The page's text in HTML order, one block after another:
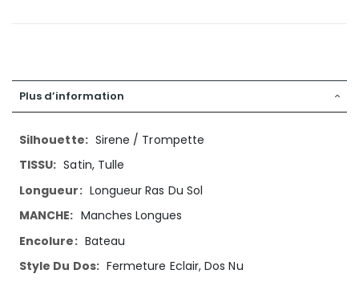
Plus d’information
Plus
d’information
Sirene / Trompette
Satin, Tulle
Longueur Ras Du Sol
Manches Longues
Bateau
Fermeture Eclair, Dos Nu